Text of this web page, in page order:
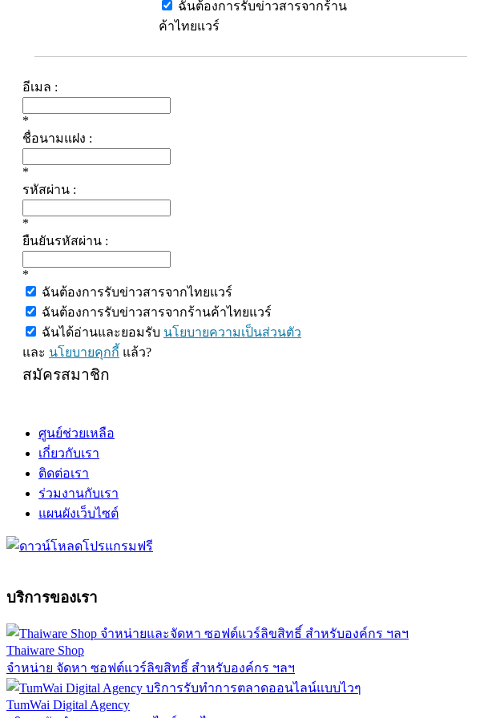
ฉันต้องการรับข่าวสารจากร้าน
ค้าไทยแวร์
อีเมล :
*
ชื่อนามแฝง :
*
รหัสผ่าน :
*
ยืนยันรหัสผ่าน :
*
ฉันต้องการรับข่าวสารจากไทยแวร์
ฉันต้องการรับข่าวสารจากร้านค้าไทยแวร์
ฉันได้อ่านและยอมรับ นโยบายความเป็นส่วนตัว
และ นโยบายคุกกี้ แล้ว?
สมัครสมาชิก
ศูนย์ช่วยเหลือ
เกี่ยวกับเรา
ติดต่อเรา
ร่วมงานกับเรา
แผนผังเว็บไซต์
บริการของเรา
Thaiware Shop
จำหน่าย จัดหา ซอฟต์แวร์ลิขสิทธิ์ สำหรับองค์กร ฯลฯ
TumWai Digital Agency